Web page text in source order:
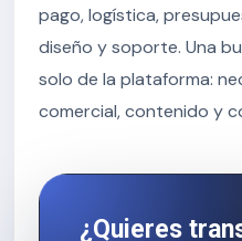
pago, logística,
diseño y soporte. Una
solo de la plataforma:
comercial, contenido y
¿Quieres